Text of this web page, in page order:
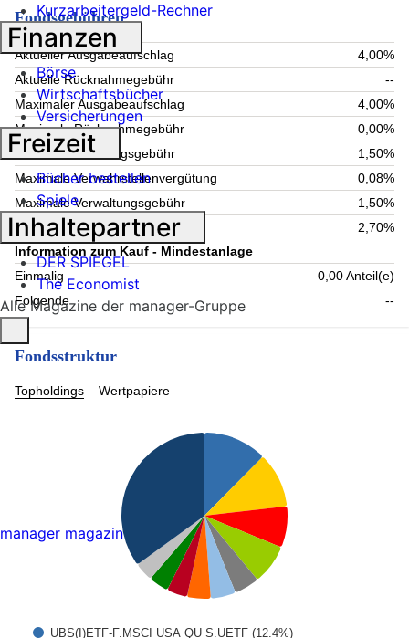
Fondsgebühren
Aktueller Ausgabeaufschlag
4,00%
Aktuelle Rücknahmegebühr
--
Maximaler Ausgabeaufschlag
4,00%
Maximale Rücknahmegebühr
0,00%
Aktuelle Verwaltungsgebühr
1,50%
Maximale Verwahrstellenvergütung
0,08%
Maximale Verwaltungsgebühr
1,50%
Laufende Kosten
2,70%
Information zum Kauf - Mindestanlage
Einmalig
0,00 Anteil(e)
Folgende
--
Fondsstruktur
Topholdings Wertpapiere
UBS(I)ETF-F.MSCI USA QU S.UETF (12.4%)
Kurzarbeitergeld-Rechner
Finanzen
Börse
Wirtschaftsbücher
Versicherungen
Freizeit
Bücher bestellen
Spiele
Inhaltepartner
DER SPIEGEL
The Economist
Alle Magazine der manager-Gruppe
manager magazin